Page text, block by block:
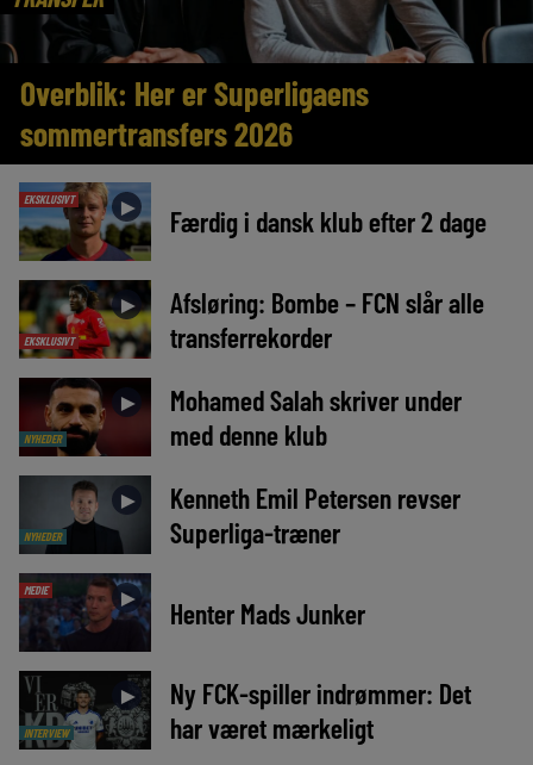
Overblik: Her er Superligaens
sommertransfers 2026
EKSKLUSIVT ► Færdig i dansk klub efter 2 dage
EKSKLUSIVT
►
Afsløring: Bombe – FCN slår alle
transferrekorder
NYHEDER
►
Mohamed Salah skriver under
med denne klub
NYHEDER
►
Kenneth Emil Petersen revser
Superliga-træner
MEDIE ► Henter Mads Junker
INTERVIEW
►
Ny FCK-spiller indrømmer: Det
har været mærkeligt